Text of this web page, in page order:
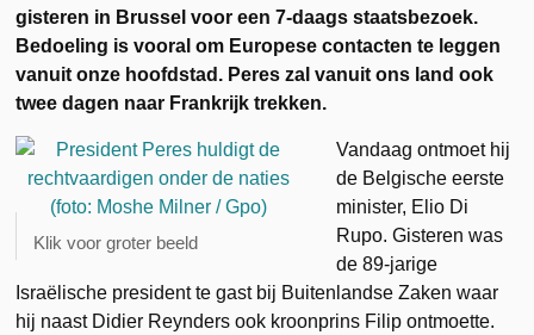
gisteren in Brussel voor een 7-daags staatsbezoek.
Bedoeling is vooral om Europese contacten te leggen
vanuit onze hoofdstad. Peres zal vanuit ons land ook
twee dagen naar Frankrijk trekken.
Klik voor groter beeld
Vandaag ontmoet hij
de Belgische eerste
minister, Elio Di
Rupo. Gisteren was
de 89-jarige
Israëlische president te gast bij Buitenlandse Zaken waar
hij naast Didier Reynders ook kroonprins Filip ontmoette.